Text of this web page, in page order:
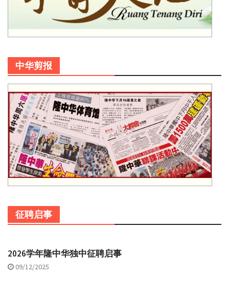
中华剪报
征聘启事
2026学年隆中华独中征聘启事
09/12/2025